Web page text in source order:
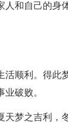
和自己的身
活顺利。得此
破败。
梦之吉利，